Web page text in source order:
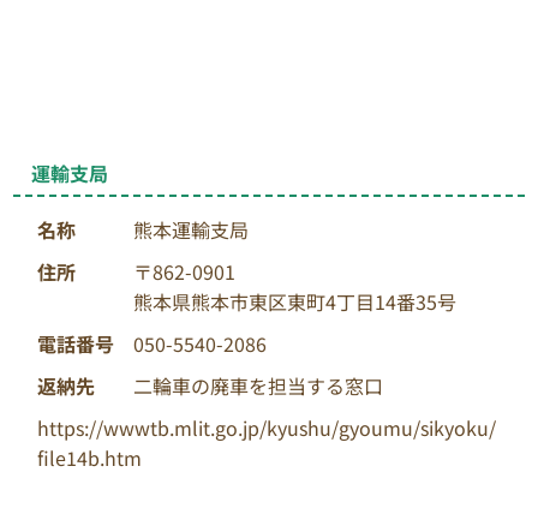
運輸支局
名称
熊本運輸支局
住所
〒862-0901
熊本県熊本市東区東町4丁目14番35号
電話番号
050-5540-2086
返納先
二輪車の廃車を担当する窓口
https://wwwtb.mlit.go.jp/kyushu/gyoumu/sikyoku/
file14b.htm